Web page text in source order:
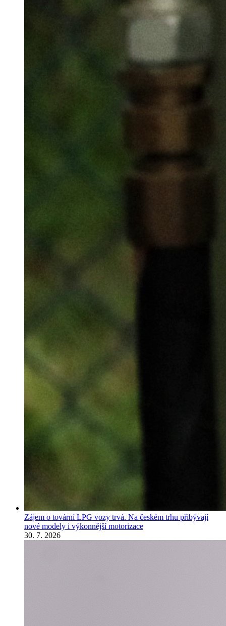
Zájem o tovární LPG vozy trvá. Na českém trhu přibývají
nové modely i výkonnější motorizace
30. 7. 2026